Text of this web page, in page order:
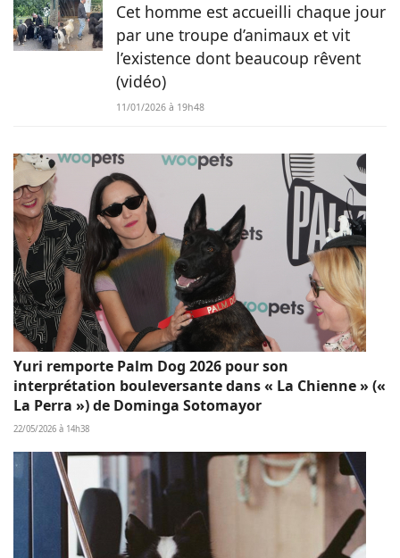
Cet homme est accueilli chaque jour
par une troupe d’animaux et vit
l’existence dont beaucoup rêvent
(vidéo)
11/01/2026 à 19h48
Yuri remporte Palm Dog 2026 pour son
interprétation bouleversante dans « La Chienne » («
La Perra ») de Dominga Sotomayor
22/05/2026 à 14h38